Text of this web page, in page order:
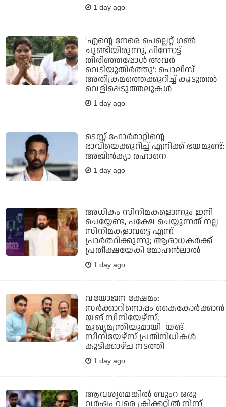
1 day ago
'എന്റെ നേരെ പെല്ലെറ്റ് ഗണ്‍
ചൂണ്ടിയിരുന്നു, പിന്നോട്ട്
തിരിഞ്ഞപ്പോള്‍ അവര്‍
വെടിയുതിര്‍ത്തു': പൊലീസ്
അതിക്രമത്തെക്കുറിച്ച് കൂടുതല്‍
വെളിപ്പെടുത്തലുകള്‍
1 day ago
ടെസ്റ്റ് ഫോര്‍മാറ്റിന്റെ
ഭാവിയെക്കുറിച്ച് എനിക്ക് ഭയമുണ്ട്:
അജിന്‍ക്യാ രഹാനെ
1 day ago
അധികം സിനിമകളൊന്നും ഇനി
ചെയ്യേണ്ട, പക്ഷേ ചെയ്യുന്നത് നല്ല
സിനിമകളാവട്ടെ എന്ന്
പ്രാര്‍ത്ഥിക്കുന്നു; ആരാധകര്‍ക്ക്
പ്രതീക്ഷയേകി മോഹന്‍ലാല്‍
1 day ago
വയോജന ക്ഷേമം:
സർക്കാറിനൊപ്പം കൈകോർക്കാൻ
യങ് സീനിയേഴ്‌സ്;
മുഖ്യമന്ത്രിയുമായി യങ്
സീനിയേഴ്‌സ് പ്രതിനിധികൾ
കൂടിക്കാഴ്ച നടത്തി
1 day ago
ആവശ്യമെങ്കില്‍ ബുംറ ഒരു
വര്‍ഷം വരെ ക്രിക്കറ്റില്‍ നിന്ന്